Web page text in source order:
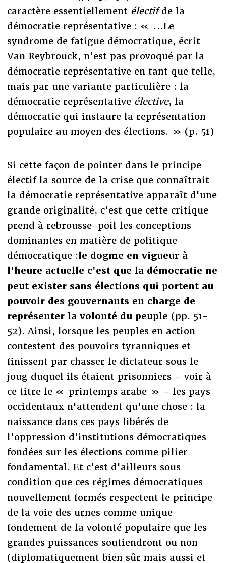
caractère essentiellement électifde la
démocratie représentative : « …Le
syndrome de fatigue démocratique, écrit
Van Reybrouck, n'est pas provoqué par la
démocratie représentative en tant que telle,
mais par une variante particulière : la
démocratie représentative élective, la
démocratie qui instaure la représentation
populaire au moyen des élections. » (p. 51)
Si cette façon de pointer dans le principe
électif la source de la crise que connaîtrait
la démocratie représentative apparaît d'une
grande originalité, c'est que cette critique
prend à rebrousse-poil les conceptions
dominantes en matière de politique
démocratique :le dogme en vigueur à
l'heure actuelle c'est que la démocratie ne
peut exister sans élections qui portent au
pouvoir des gouvernants en charge de
représenter la volonté du peuple (pp. 51-
52). Ainsi, lorsque les peuples en action
contestent des pouvoirs tyranniques et
finissent par chasser le dictateur sous le
joug duquel ils étaient prisonniers – voir à
ce titre le « printemps arabe » – les pays
occidentaux n'attendent qu'une chose : la
naissance dans ces pays libérés de
l'oppression d'institutions démocratiques
fondées sur les élections comme pilier
fondamental. Et c'est d'ailleurs sous
condition que ces régimes démocratiques
nouvellement formés respectent le principe
de la voie des urnes comme unique
fondement de la volonté populaire que les
grandes puissances soutiendront ou non
(diplomatiquement bien sûr mais aussi et